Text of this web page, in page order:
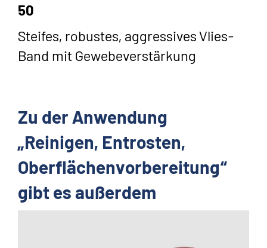
50
Steifes, robustes, aggressives Vlies-
Band mit Gewebeverstärkung
Zu der Anwendung
„Reinigen, Entrosten,
Oberflächenvorbereitung“
gibt es außerdem